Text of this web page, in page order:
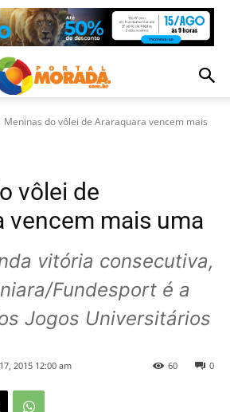
Meninas do vôlei de Araraquara vencem mais
vôlei de
vencem mais uma
vitória consecutiva,
Fundesport é a
Jogos Universitários
2015 12:00 am 0
60